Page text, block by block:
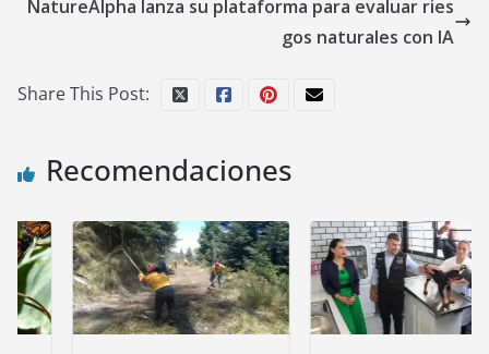
NatureAlpha lanza su plataforma para evaluar ries
gos naturales con IA
Share This Post:
Recomendaciones